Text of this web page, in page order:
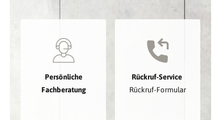
Persönliche
Fachberatung
Rückruf-Service
Rückruf-Formular